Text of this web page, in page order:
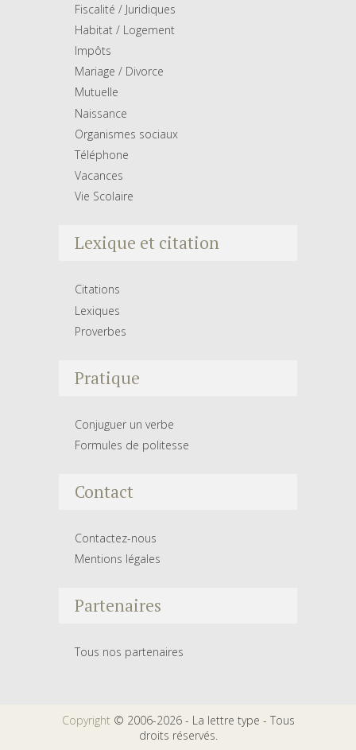
Fiscalité / Juridiques
Habitat / Logement
Impôts
Mariage / Divorce
Mutuelle
Naissance
Organismes sociaux
Téléphone
Vacances
Vie Scolaire
Lexique et citation
Citations
Lexiques
Proverbes
Pratique
Conjuguer un verbe
Formules de politesse
Contact
Contactez-nous
Mentions légales
Partenaires
Tous nos partenaires
Copyright © 2006-2026 - La lettre type - Tous
droits réservés.